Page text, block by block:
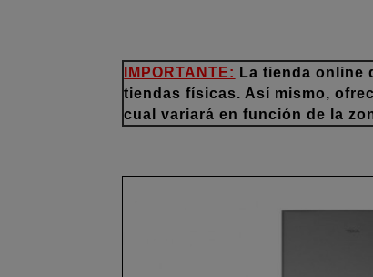
IMPORTANTE: La tienda online
tiendas físicas. Así mismo,
cual variará en función de la